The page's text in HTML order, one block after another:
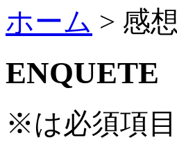
ホーム > 感
ENQUETE
※は必須項目